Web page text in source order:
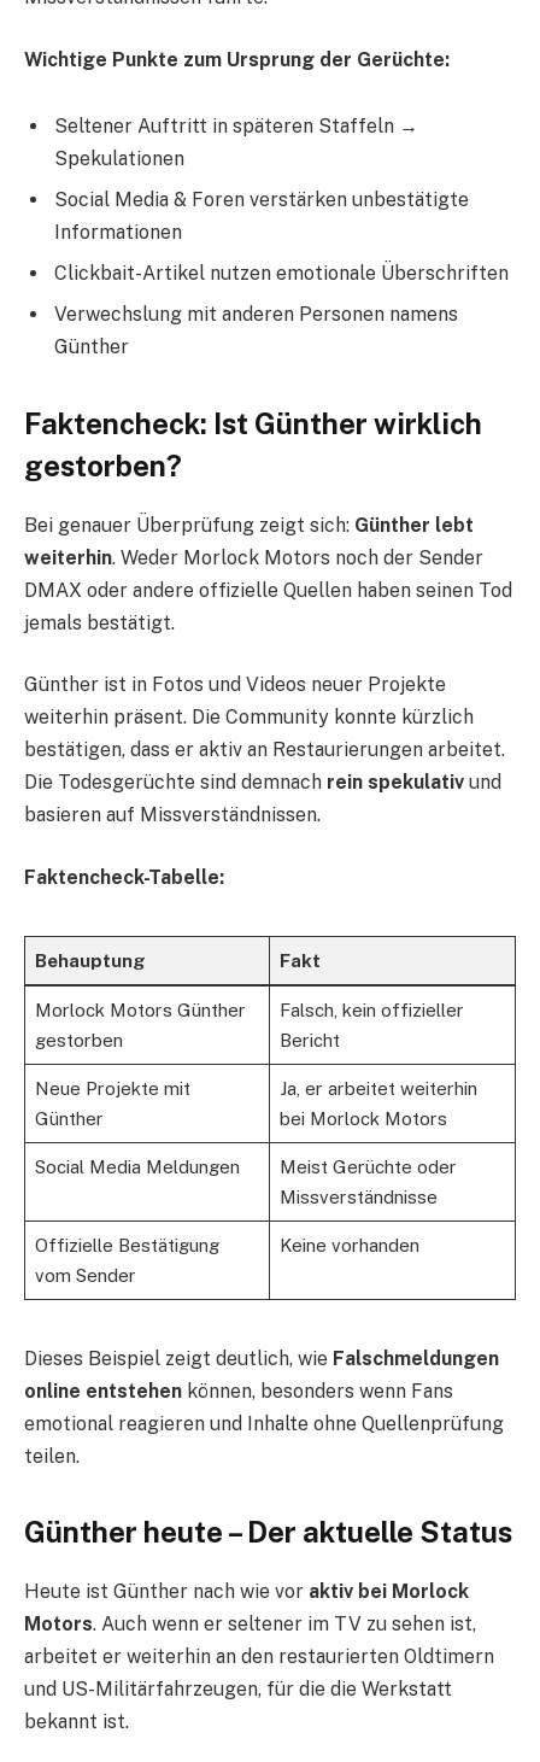
Wichtige Punkte zum Ursprung der Gerüchte:
Seltener Auftritt in späteren Staffeln →
Spekulationen
Social Media & Foren verstärken unbestätigte
Informationen
Clickbait-Artikel nutzen emotionale Überschriften
Verwechslung mit anderen Personen namens
Günther
Faktencheck: Ist Günther wirklich
gestorben?
Bei genauer Überprüfung zeigt sich: Günther lebt
weiterhin. Weder Morlock Motors noch der Sender
DMAX oder andere offizielle Quellen haben seinen Tod
jemals bestätigt.
Günther ist in Fotos und Videos neuer Projekte
weiterhin präsent. Die Community konnte kürzlich
bestätigen, dass er aktiv an Restaurierungen arbeitet.
Die Todesgerüchte sind demnach rein spekulativ und
basieren auf Missverständnissen.
Faktencheck-Tabelle:
Behauptung Fakt
Morlock Motors Günther
gestorben
Falsch, kein offizieller
Bericht
Neue Projekte mit
Günther
Ja, er arbeitet weiterhin
bei Morlock Motors
Social Media Meldungen
Meist Gerüchte oder
Missverständnisse
Offizielle Bestätigung
vom Sender
Keine vorhanden
Dieses Beispiel zeigt deutlich, wie Falschmeldungen
online entstehen können, besonders wenn Fans
emotional reagieren und Inhalte ohne Quellenprüfung
teilen.
Günther heute – Der aktuelle Status
Heute ist Günther nach wie vor aktiv bei Morlock
Motors. Auch wenn er seltener im TV zu sehen ist,
arbeitet er weiterhin an den restaurierten Oldtimern
und US-Militärfahrzeugen, für die die Werkstatt
bekannt ist.